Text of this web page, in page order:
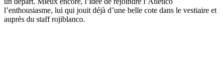
l’enthousiasme, lui qui jouit déjà d’une belle cote dans le vestiaire et
auprès du staff rojiblanco.